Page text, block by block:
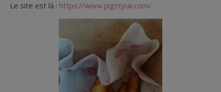
Le site est là : https://www.pigstyuk.com/